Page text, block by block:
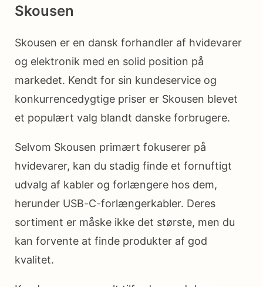
Skousen
Skousen er en dansk forhandler af hvidevarer
og elektronik med en solid position på
markedet. Kendt for sin kundeservice og
konkurrencedygtige priser er Skousen blevet
et populært valg blandt danske forbrugere.
Selvom Skousen primært fokuserer på
hvidevarer, kan du stadig finde et fornuftigt
udvalg af kabler og forlængere hos dem,
herunder USB-C-forlængerkabler. Deres
sortiment er måske ikke det største, men du
kan forvente at finde produkter af god
kvalitet.